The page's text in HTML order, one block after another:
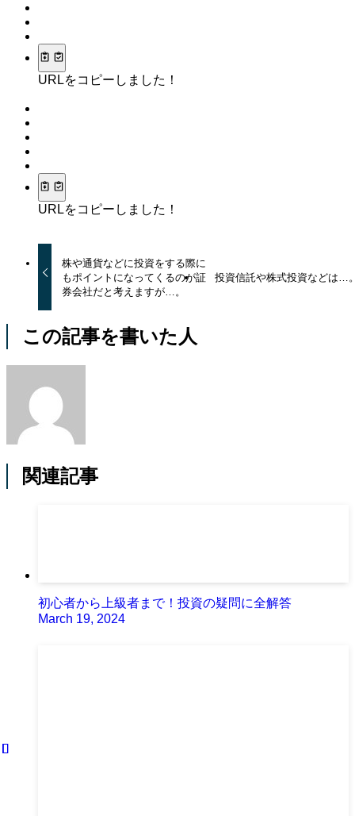
URLをコピーしました！
URLをコピーしました！
株や通貨などに投資をする際に
もポイントになってくるのが証
券会社だと考えますが…。
投資信託や株式投資などは…
この記事を書いた人
関連記事
初心者から上級者まで！投資の疑問に全解答
March 19, 2024